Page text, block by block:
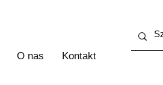
O nas Kontakt